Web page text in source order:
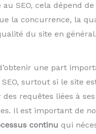
SEO, cela dépend
la concurrence, la
du site en général.
une part
surtout si le site
requêtes liées à ses
Il est important de
continu qui